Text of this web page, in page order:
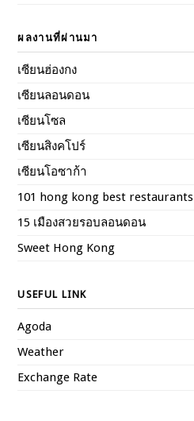
ผลงานที่ผ่านมา
เซียนฮ่องกง
เซียนลอนดอน
เซียนโซล
เซียนสิงคโปร์
เซียนโอซาก้า
101 hong kong best restaurants
15 เมืองสวยรอบลอนดอน
Sweet Hong Kong
USEFUL LINK
Agoda
Weather
Exchange Rate